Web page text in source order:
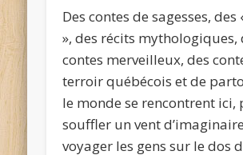
Des contes de sagesses, des
», des récits mythologiques,
contes merveilleux, des
terroir québécois et de
le monde se rencontrent ici,
souffler un vent
voyager les gens sur le dos